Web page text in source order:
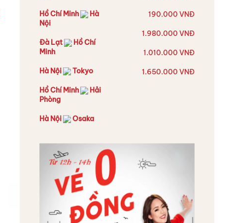
Hồ Chí Minh
Hà
Nội
Đà Lạt
Hồ Chí
Minh
Hà Nội Tokyo
Hồ Chí Minh
Hải
Phòng
Hà Nội Osaka
190.000 VNĐ
1.980.000 VNĐ
1.010.000 VNĐ
1.650.000 VNĐ